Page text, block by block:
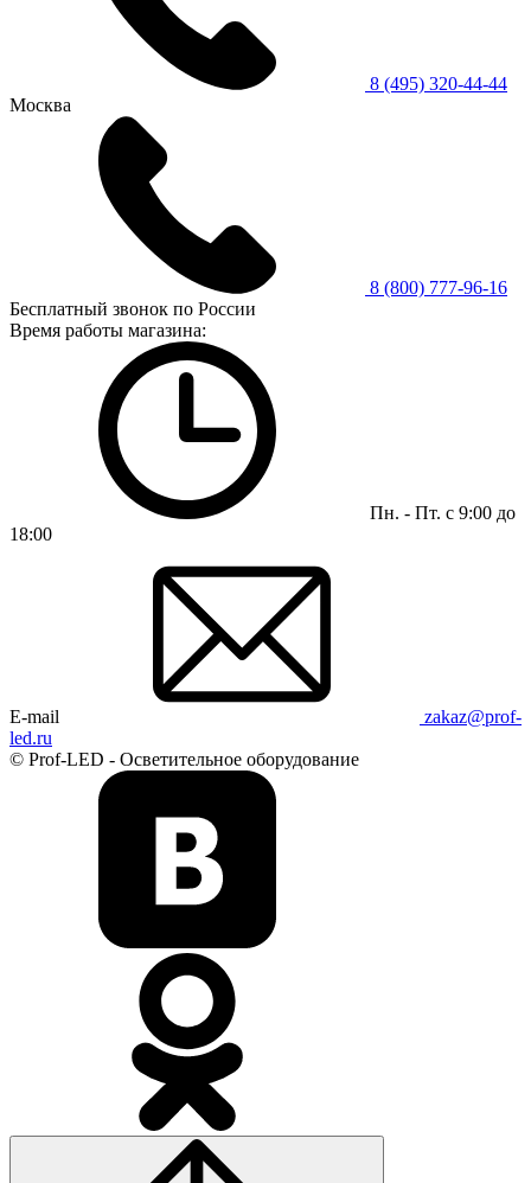
8 (495) 320-44-44
Москва
8 (800) 777-96-16
Бесплатный звонок по России
Время работы магазина:
Пн. - Пт. с 9:00 до
18:00
E-mail
zakaz@prof-
led.ru
© Prof-LED - Осветительное оборудование